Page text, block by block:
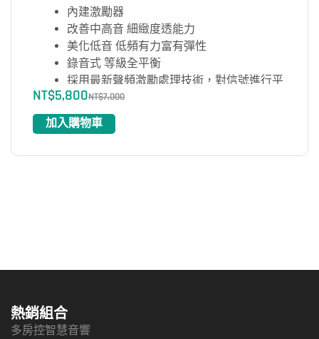
內建激勵器
改善中高音 細緻度透能力
美化低音 低頻有力富有彈性
錄音式 等級全平衡
採用最新聲頻激勵處理技術，對信號進行平
滑處理
有效地增減各波段音質，使音色修飾豐滿甜
美
恒定 Q 值
NT$7,000
NT$5,800
加入購物車
熱銷組合
多房控智慧音響